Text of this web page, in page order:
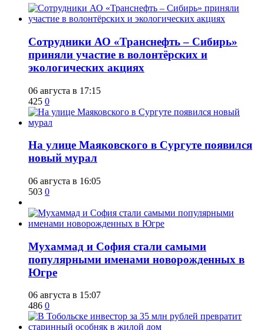
Сотрудники АО «Транснефть – Сибирь»
приняли участие в волонтёрских и
экологических акциях
06 августа в 17:15
425 0
​На улице Маяковского в Сургуте появился
новый мурал
06 августа в 16:05
503 0
​Мухаммад и София стали самыми
популярными именами новорожденных в
Югре
06 августа в 15:07
486 0